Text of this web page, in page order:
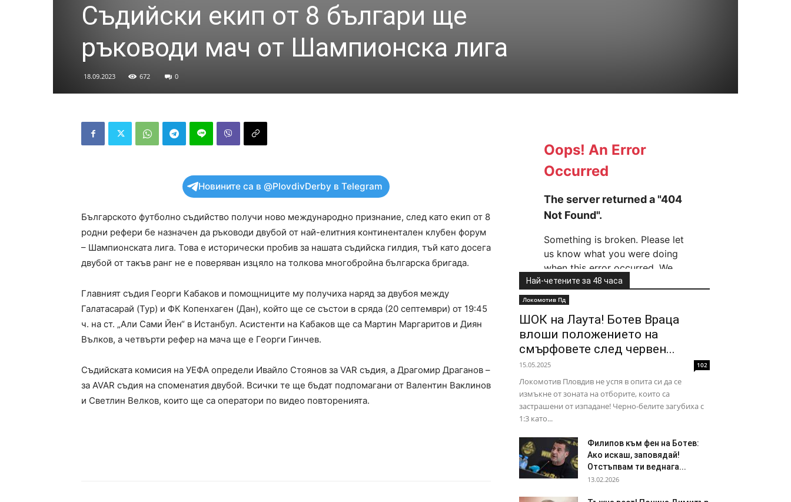
Съдийски екип от 8 българи ще
ръководи мач от Шампионска лига
18.09.2023 672 0
Новините са в @PlovdivDerby в Telegram
Българското футболно съдийство получи ново международно признание, след като екип от 8
родни рефери бе назначен да ръководи двубой от най-елитния континентален клубен форум
– Шампионската лига. Това е исторически пробив за нашата съдийска гилдия, тъй като досега
двубой от такъв ранг не е поверяван изцяло на толкова многобройна българска бригада.
Главният съдия Георги Кабаков и помощниците му получиха наряд за двубоя между
Галатасарай (Тур) и ФК Копенхаген (Дан), който ще се състои в сряда (20 септември) от 19:45
ч. на ст. „Али Сами Йен“ в Истанбул. Асистенти на Кабаков ще са Мартин Маргаритов и Диян
Вълков, а четвърти рефер на мача ще е Георги Гинчев.
Съдийската комисия на УЕФА определи Ивайло Стоянов за VAR съдия, а Драгомир Драганов –
за AVAR съдия на споменатия двубой. Всички те ще бъдат подпомагани от Валентин Ваклинов
и Светлин Велков, които ще са оператори по видео повторенията.
Най-четените за 48 часа
Локомотив Пд
ШОК на Лаута! Ботев Враца
влоши положението на
смърфовете след червен...
15.05.2025 102
Локомотив Пловдив не успя в опита си да се
измъкне от зоната на отборите, които са
застрашени от изпадане! Черно-белите загубиха с
1:3 като...
Филипов към фен на Ботев:
Ако искаш, заповядай!
Отстъпвам ти веднага...
13.02.2026